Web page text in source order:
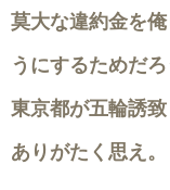
莫大な違約金を
うにするためだろ
東京都が五輪誘
ありがたく思え。